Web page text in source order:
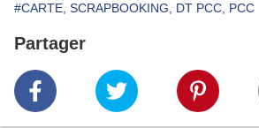
#CARTE, SCRAPBOOKING, DT PCC, PCC
Partager